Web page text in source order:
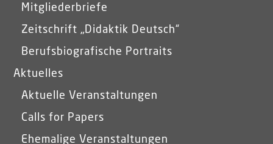
Mitgliederbriefe
Zeitschrift „Didaktik Deutsch“
Berufsbiografische Portraits
Aktuelles
Aktuelle Veranstaltungen
Calls for Papers
Ehemalige Veranstaltungen